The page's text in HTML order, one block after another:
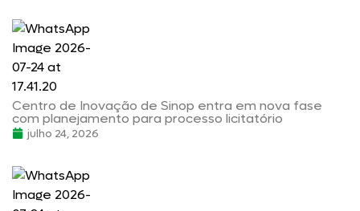
Centro de Inovação de Sinop entra em nova fase
com planejamento para processo licitatório
julho 24, 2026